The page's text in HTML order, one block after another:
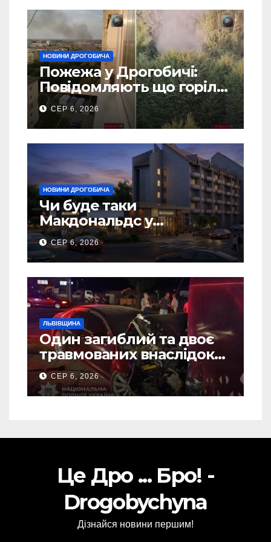
НОВИНИ ДРОГОБИЧА
Пожежа у Дрогобичі:
Повідомляють що горіло
5 гаражів (Відео)
СЕР 6, 2026
НОВИНИ ДРОГОБИЧА
Чи буде таки
Макдональдс у
Дрогобичі? (Фото)
СЕР 6, 2026
ЛЬВІВЩИНА
Один загиблий та двоє
травмованих внаслідок
ДТП на Самбірщині
СЕР 6, 2026
Це Дро ... Бро! -
Drogobychyna
Дізнайся новини першим!